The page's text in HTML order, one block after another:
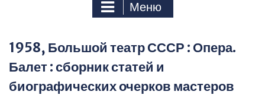
Меню
1958, Большой театр СССР : Опера.
Балет : сборник статей и
биографических очерков мастеров